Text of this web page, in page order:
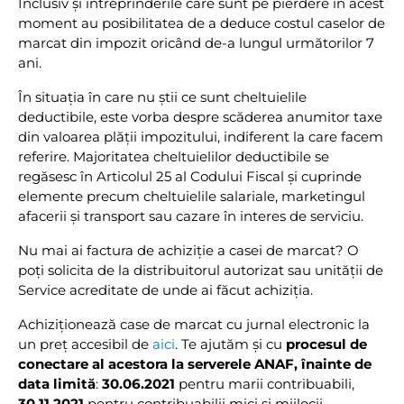
moment au posibilitatea de a deduce costul caselor de
marcat din impozit oricând de-a lungul următorilor 7
ani.
În situația în care nu știi ce sunt cheltuielile
deductibile, este vorba despre scăderea anumitor taxe
din valoarea plății impozitului, indiferent la care facem
referire. Majoritatea cheltuielilor deductibile se
regăsesc în Articolul 25 al Codului Fiscal și cuprinde
elemente precum cheltuielile salariale, marketingul
afacerii și transport sau cazare în interes de serviciu.
Nu mai ai factura de achiziție a casei de marcat? O
poți solicita de la distribuitorul autorizat sau unității de
Service acreditate de unde ai făcut achiziția.
Achiziționează case de marcat cu jurnal electronic la
un preț accesibil de aici. Te ajutăm și cu procesul de
conectare al acestora la serverele ANAF, înainte de
data limită: 30.06.2021 pentru marii contribuabili,